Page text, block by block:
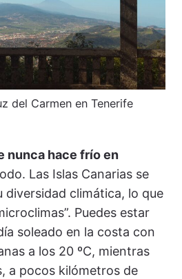
del Carmen en Tenerife
nunca hace frío en
Las Islas Canarias se
diversidad climática, lo que
Puedes estar
soleado en la costa con
a los 20 ºC, mientras
a pocos kilómetros de